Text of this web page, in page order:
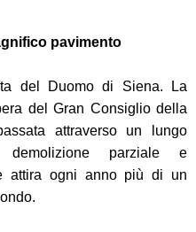
pavimento
del Duomo di Siena. La
del Gran Consiglio della
attraverso un lungo
demolizione parziale e
attira ogni anno più di un